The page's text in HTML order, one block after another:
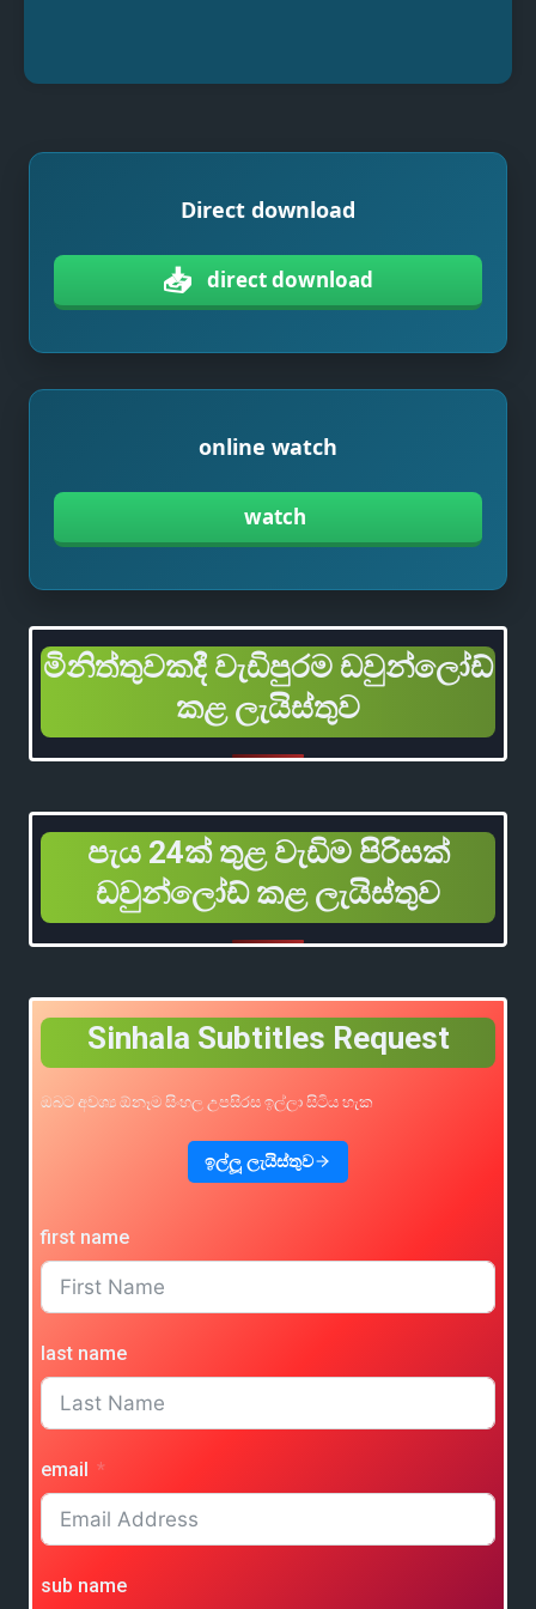
Direct download
📥 direct download
online watch
watch
මිනිත්තුවකදී වැඩිපුරම ඩවුන්ලෝඩ්
කළ ලැයිස්තුව
පැය 24ක් තුළ වැඩිම පිරිසක්
ඩවුන්ලෝඩ් කළ ලැයිස්තුව
Sinhala Subtitles Request
ඔබට අවශ්‍ය ඕනෑම සිංහල උපසිරස ඉල්ලා සිටිය හැක
ඉල්ලූ ලැයිස්තුව
first name
last name
email
sub name